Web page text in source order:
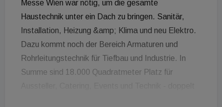
Messe Wien war nötig, um die gesamte
Haustechnik unter ein Dach zu bringen. Sanitär,
Installation, Heizung &amp; Klima und neu Elektro.
Dazu kommt noch der Bereich Armaturen und
Rohrleitungstechnik für Tiefbau und Industrie. In
Summe sind 18.000 Quadratmeter Platz für